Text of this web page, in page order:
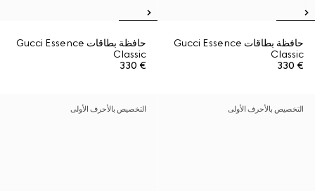
حافظة بطاقات Gucci Essence
Classic
€ 330
حافظة بطاقات Gucci Essence
Classic
€ 330
التخصيص بالأحرف الأولى التخصيص بالأحرف الأولى